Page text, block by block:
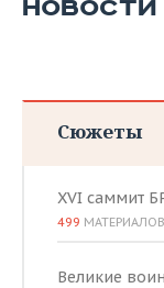
НОВОСТИ
Сюжеты
XVI саммит
499 МАТЕРИАЛОВ
Великие